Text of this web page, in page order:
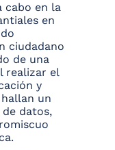
cabo en la
en
ciudadano
de una
realizar el
y
un
datos,